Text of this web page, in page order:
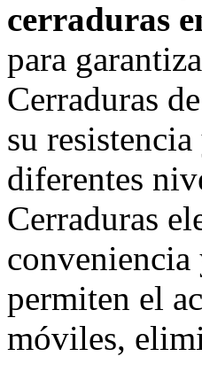
cerraduras
para
Cerraduras
su
diferentes
Cerraduras
conveniencia
permiten el
móviles,